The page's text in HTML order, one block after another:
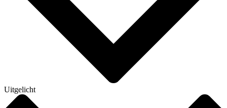
Uitgelicht